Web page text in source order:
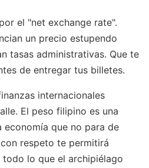
el "net exchange rate".
un precio estupendo
tasas administrativas. Que te
de entregar tus billetes.
internacionales
El peso filipino es una
economía que no para de
respeto te permitirá
lo que el archipiélago